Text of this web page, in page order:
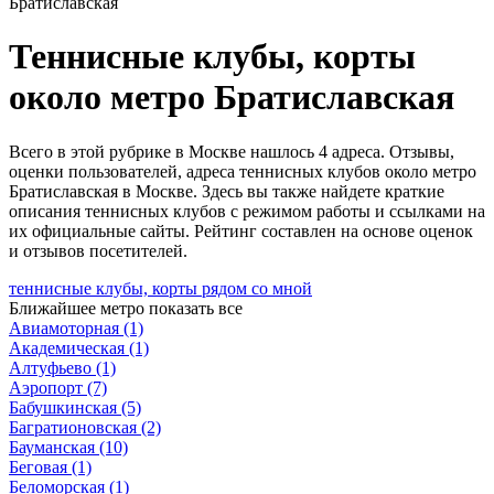
Теннисные клубы, корты
около метро Братиславская
Всего в этой рубрике в Москве нашлось 4 адреса. Отзывы,
оценки пользователей, адреса теннисных клубов около метро
Братиславская в Москве. Здесь вы также найдете краткие
описания теннисных клубов с режимом работы и ссылками на
их официальные сайты. Рейтинг составлен на основе оценок
и отзывов посетителей.
теннисные клубы, корты рядом со мной
Ближайшее метро показать все
Авиамоторная (1)
Академическая (1)
Алтуфьево (1)
Аэропорт (7)
Бабушкинская (5)
Багратионовская (2)
Бауманская (10)
Беговая (1)
Беломорская (1)